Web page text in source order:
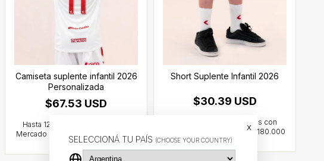
SELECCIONÁ TU PAÍS (CHOOSE YOUR COUNTRY)
x
Camiseta suplente infantil 2026
Personalizada
$67.53 USD
Short Suplente Infantil 2026
$30.39 USD